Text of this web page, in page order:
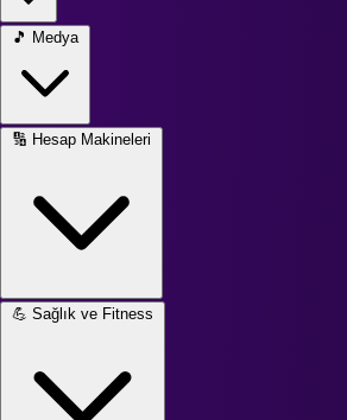
🎵 Medya
🔢 Hesap Makineleri
💪 Sağlık ve Fitness